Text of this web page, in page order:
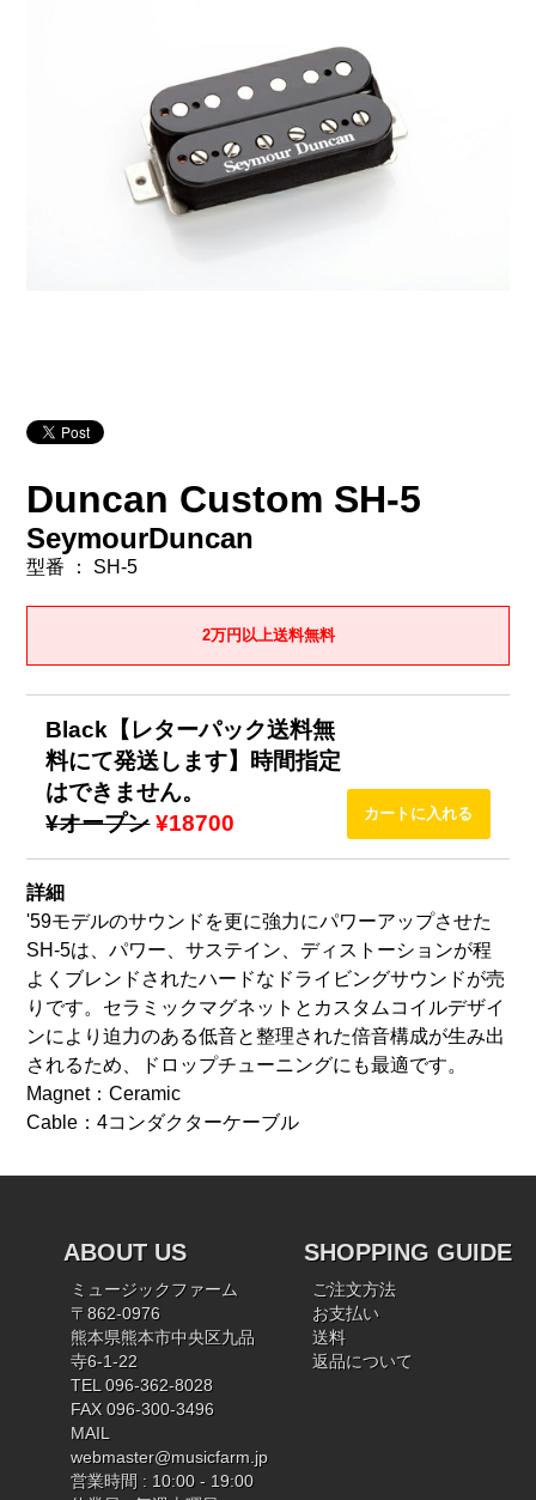
Duncan Custom SH-5
SeymourDuncan
型番 ： SH-5
2万円以上送料無料
Black【レターパック送料無
料にて発送します】時間指定
はできません。
¥オープン ¥18700
詳細
'59モデルのサウンドを更に強力にパワーアップさせた
SH-5は、パワー、サステイン、ディストーションが程
よくブレンドされたハードなドライビングサウンドが売
りです。セラミックマグネットとカスタムコイルデザイ
ンにより迫力のある低音と整理された倍音構成が生み出
されるため、ドロップチューニングにも最適です。
Magnet：Ceramic
Cable：4コンダクターケーブル
ABOUT US
ミュージックファーム
〒862-0976
熊本県熊本市中央区九品
寺6-1-22
TEL 096-362-8028
FAX 096-300-3496
MAIL
webmaster@musicfarm.jp
営業時間 : 10:00 - 19:00
SHOPPING GUIDE
ご注文方法
お支払い
送料
返品について